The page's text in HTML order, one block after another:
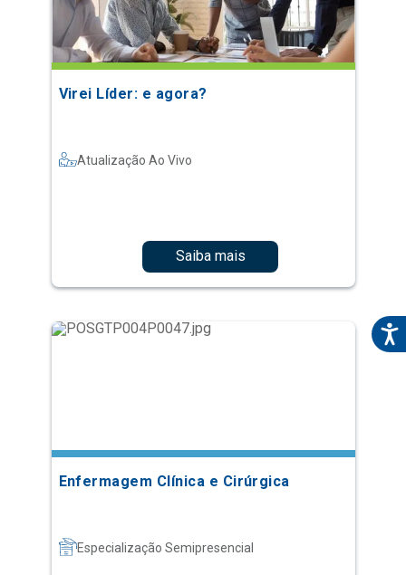
Virei Líder: e agora?
Atualização Ao Vivo
Saiba mais
Enfermagem Clínica e Cirúrgica
Especialização Semipresencial